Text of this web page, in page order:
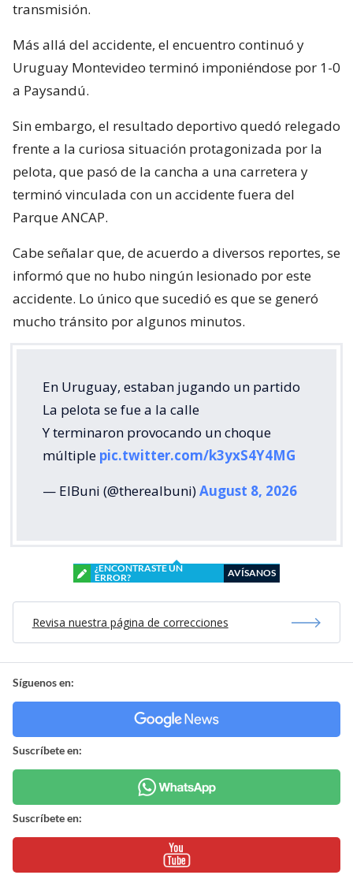
transmisión.
Más allá del accidente, el encuentro continuó y
Uruguay Montevideo terminó imponiéndose por 1-0
a Paysandú.
Sin embargo, el resultado deportivo quedó relegado
frente a la curiosa situación protagonizada por la
pelota, que pasó de la cancha a una carretera y
terminó vinculada con un accidente fuera del
Parque ANCAP.
Cabe señalar que, de acuerdo a diversos reportes, se
informó que no hubo ningún lesionado por este
accidente. Lo único que sucedió es que se generó
mucho tránsito por algunos minutos.
En Uruguay, estaban jugando un partido
La pelota se fue a la calle
Y terminaron provocando un choque
múltiple pic.twitter.com/k3yxS4Y4MG
— ElBuni (@therealbuni)August 8, 2026
¿ENCONTRASTE UN
ERROR?
AVÍSANOS
Revisa nuestra página de correcciones
Síguenos en:
Suscríbete en:
Suscríbete en: